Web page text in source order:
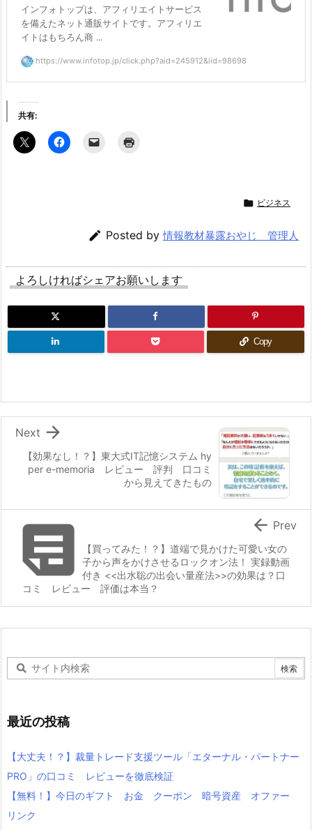
インフォトップは、アフィリエイトサービス
を備えたネット通販サイトです。アフィリエ
イトはもちろん商 ...
https://www.infotop.jp/click.php?aid=245912&iid=98698
共有:
 ビジネス
 Posted by情報教材暴露おやじ 管理人
よろしければシェアお願いします
Copy
【効果なし！？】東大式IT記憶システム hy
per e-memoria レビュー 評判 口コミ
から見えてきたもの

Next
 【買ってみた！？】道端で見かけた可愛い女の
子から声をかけさせるロックオン法！ 実録動画
付き <<出水聡の出会い量産法>>の効果は？口
コミ レビュー 評価は本当？
 Prev
最近の投稿
【大丈夫！？】裁量トレード支援ツール「エターナル・パートナー
PRO」の口コミ レビューを徹底検証
【無料！】今日のギフト お金 クーポン 暗号資産 オファー
リンク